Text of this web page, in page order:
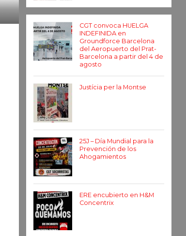
CGT convoca HUELGA
INDEFINIDA en
Groundforce Barcelona
del Aeropuerto del Prat-
Barcelona a partir del 4 de
agosto
Justícia per la Montse
25J – Día Mundial para la
Prevención de los
Ahogamientos
ERE encubierto en H&M
Concentrix